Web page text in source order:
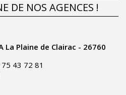
DE NOS AGENCES !
Plaine de Clairac - 26760
43 72 81